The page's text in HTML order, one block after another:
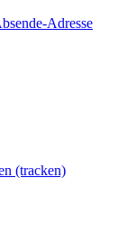
Adresse
(tracken)